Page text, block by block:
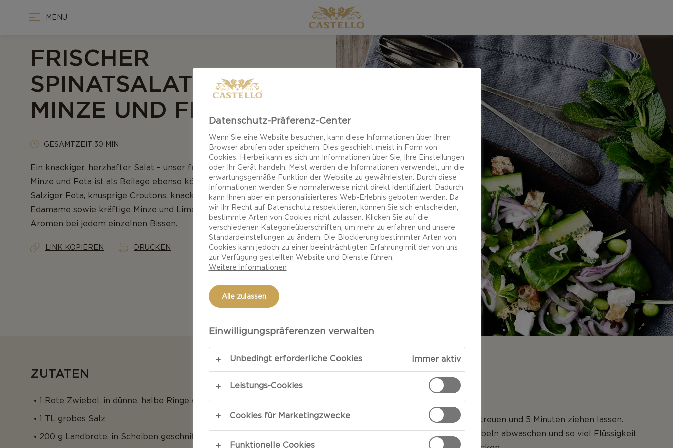
MENU
FRISCHER
SPINATSALAT MIT
MINZE UND FETA
GESAMTZEIT 30 MIN
Ein knackiger, herzhafter Salat – unser frischer Spinatsalat mit
Minze und Feta ist als Beilage ebenso köstlich wie als Hauptgericht.
Salziger Feta, knusprige Croutons, knackig-frischer Spinat, weiche
Edamame sowie kräftige Minze und Limette entwickeln spannende
Aromen bei jedem einzelnen Bissen.
LINK KOPIEREN DRUCKEN
ZUTATEN
1 Rote Zwiebel, in dünne, halbe Ringe geschnitten
1 TL grobes Salz
200 g Landbrote, in Scheiben geschnitten
ZUBEREITUNG
Zubereitung
Zwiebeln mit Salz bestreuen und 5 Minuten ziehen lassen.
Anschließend die Zwiebeln abwaschen und so viel Flüssigkeit
Datenschutz-Präferenz-Center
Wenn Sie eine Website besuchen, kann diese Informationen über Ihren
Browser abrufen oder speichern. Dies geschieht meist in Form von
Cookies. Hierbei kann es sich um Informationen über Sie, Ihre Einstellungen
oder Ihr Gerät handeln. Meist werden die Informationen verwendet, um die
erwartungsgemäße Funktion der Website zu gewährleisten. Durch diese
Informationen werden Sie normalerweise nicht direkt identifiziert. Dadurch
kann Ihnen aber ein personalisierteres Web-Erlebnis geboten werden. Da
wir Ihr Recht auf Datenschutz respektieren, können Sie sich entscheiden,
bestimmte Arten von Cookies nicht zulassen. Klicken Sie auf die
verschiedenen Kategorieüberschriften, um mehr zu erfahren und unsere
Standardeinstellungen zu ändern. Die Blockierung bestimmter Arten von
Cookies kann jedoch zu einer beeinträchtigten Erfahrung mit der von uns
zur Verfügung gestellten Website und Dienste führen.
Weitere Informationen
Alle zulassen
Einwilligungspräferenzen verwalten
Unbedingt erforderliche Cookies Immer aktiv
Leistungs-Cookies
Cookies für Marketingzwecke
Funktionelle Cookies